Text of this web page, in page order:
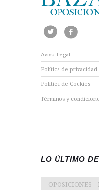
Aviso Legal
Política de privacidad
Política de Cookies
Términos y
LO ÚLTIMO